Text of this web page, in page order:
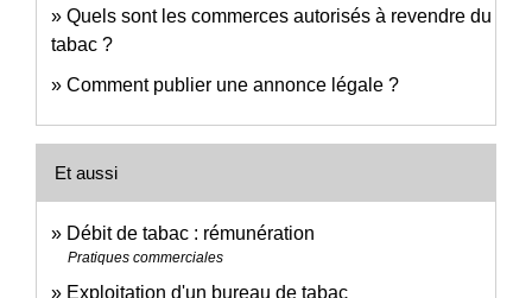
Quels sont les commerces autorisés à revendre du
tabac ?
Comment publier une annonce légale ?
Et aussi
Débit de tabac : rémunération
Pratiques commerciales
Exploitation d'un bureau de tabac